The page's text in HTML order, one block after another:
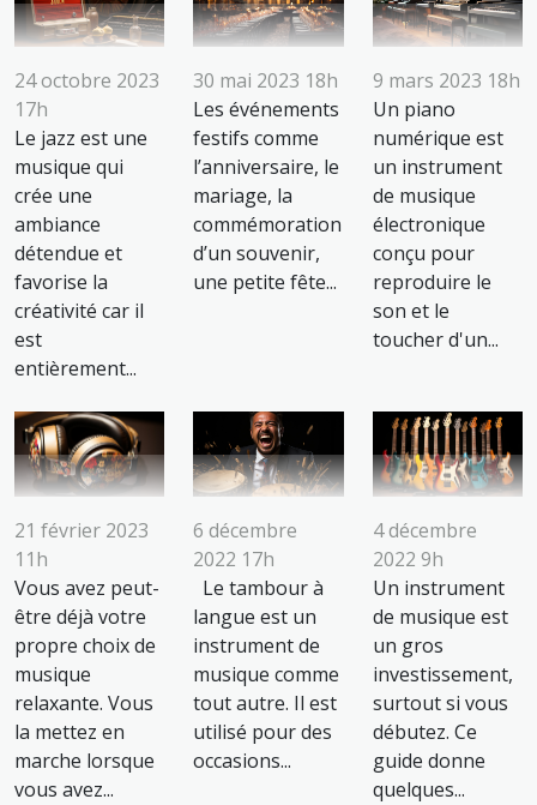
24 octobre 2023
17h
Le jazz est une
musique qui
crée une
ambiance
détendue et
favorise la
créativité car il
est
entièrement...
30 mai 2023 18h
Les événements
festifs comme
l’anniversaire, le
mariage, la
commémoration
d’un souvenir,
une petite fête...
9 mars 2023 18h
Un piano
numérique est
un instrument
de musique
électronique
conçu pour
reproduire le
son et le
toucher d'un...
21 février 2023
11h
Vous avez peut-
être déjà votre
propre choix de
musique
relaxante. Vous
la mettez en
marche lorsque
vous avez...
6 décembre
2022 17h
Le tambour à
langue est un
instrument de
musique comme
tout autre. Il est
utilisé pour des
occasions...
4 décembre
2022 9h
Un instrument
de musique est
un gros
investissement,
surtout si vous
débutez. Ce
guide donne
quelques...